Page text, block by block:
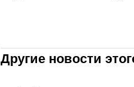
Другие новости